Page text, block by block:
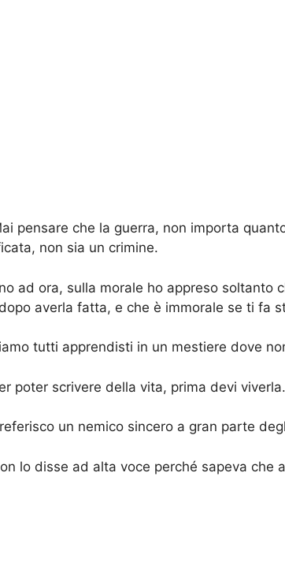
pensare che la guerra, non importa
non sia un crimine.
ad ora, sulla morale ho appreso soltanto
averla fatta, e che è immorale se ti fa
tutti apprendisti in un mestiere dove
poter scrivere della vita, prima devi viverla.
un nemico sincero a gran parte
lo disse ad alta voce perché sapeva che